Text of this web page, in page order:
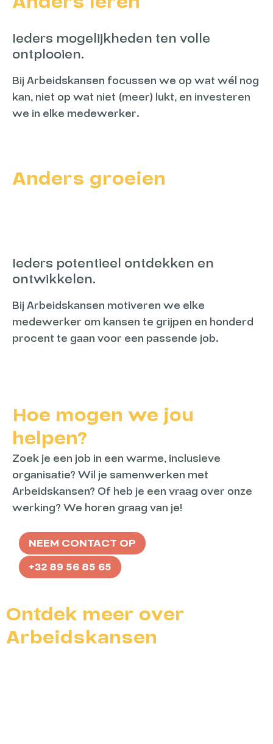
Ieders mogelijkheden ten volle
ontplooien.
Bij Arbeidskansen focussen we op wat wél nog
kan, niet op wat niet (meer) lukt, en investeren
we in elke medewerker.
Anders groeien
Ieders potentieel ontdekken en
ontwikkelen.
Bij Arbeidskansen motiveren we elke
medewerker om kansen te grijpen en honderd
procent te gaan voor een passende job.
Hoe mogen we jou
helpen?
Zoek je een job in een warme, inclusieve
organisatie? Wil je samenwerken met
Arbeidskansen? Of heb je een vraag over onze
werking? We horen graag van je!
NEEM CONTACT OP
+32 89 56 85 65
Ontdek meer over
Arbeidskansen